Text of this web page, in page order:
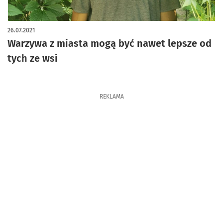
Warzywa z miasta mogą być nawet lepsze od
tych ze wsi
26.07.2021
REKLAMA